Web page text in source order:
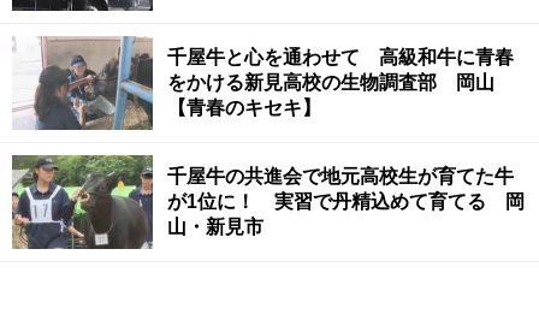
千屋牛と心を通わせて 高級和牛に青春
をかける新見高校の生物調査部 岡山
【青春のキセキ】
千屋牛の共進会で地元高校生が育てた牛
が1位に！ 実習で丹精込めて育てる 岡
山・新見市